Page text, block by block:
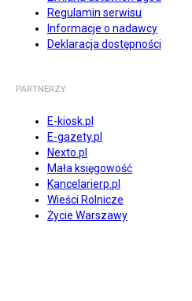
Regulamin serwisu
Informacje o nadawcy
Deklaracja dostępności
PARTNERZY
E-kiosk.pl
E-gazety.pl
Nexto.pl
Mała księgowość
Kancelarierp.pl
Wieści Rolnicze
Życie Warszawy